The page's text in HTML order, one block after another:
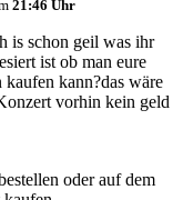
21:46 Uhr
is schon geil was ihr
ist ob man eure
kann?das wäre
vorhin kein geld
oder auf dem